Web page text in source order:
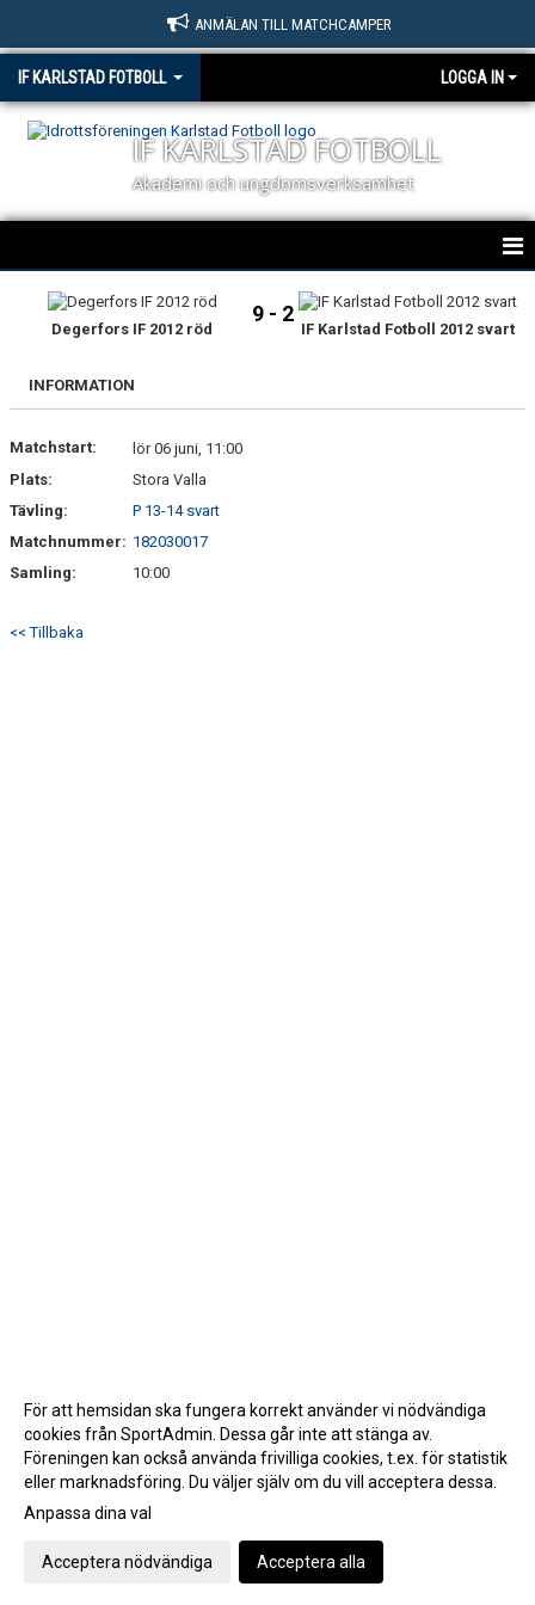
ANMÄLAN TILL MATCHCAMPER
IF KARLSTAD FOTBOLL LOGGA IN
IF KARLSTAD FOTBOLL
Akademi och ungdomsverksamhet
OM KLUBBEN
KONTAKT
DOKUMENT
Degerfors IF 2012 röd
9 - 2
IF Karlstad Fotboll 2012 svart
INFORMATION
Matchstart:
lör 06 juni, 11:00
Plats:
Stora Valla
Tävling:
P 13-14 svart
Matchnummer: 182030017
Samling:
10:00
<< Tillbaka
Gå till Webbversion
För att hemsidan ska fungera korrekt använder vi nödvändiga
cookies från SportAdmin. Dessa går inte att stänga av.
Föreningen kan också använda frivilliga cookies, t.ex. för statistik
eller marknadsföring. Du väljer själv om du vill acceptera dessa.
Anpassa dina val
Acceptera nödvändiga Acceptera alla